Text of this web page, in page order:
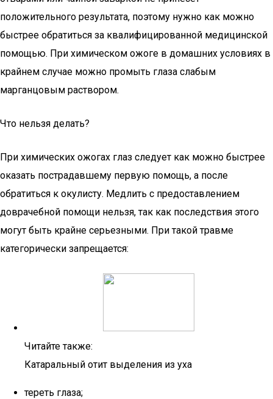
положительного результата, поэтому нужно как можно
быстрее обратиться за квалифицированной медицинской
помощью. При химическом ожоге в домашних условиях в
крайнем случае можно промыть глаза слабым
марганцовым раствором.
Что нельзя делать?
При химических ожогах глаз следует как можно быстрее
оказать пострадавшему первую помощь, а после
обратиться к окулисту. Медлить с предоставлением
доврачебной помощи нельзя, так как последствия этого
могут быть крайне серьезными. При такой травме
категорически запрещается:
Читайте также:
Катаральный отит выделения из уха
тереть глаза;